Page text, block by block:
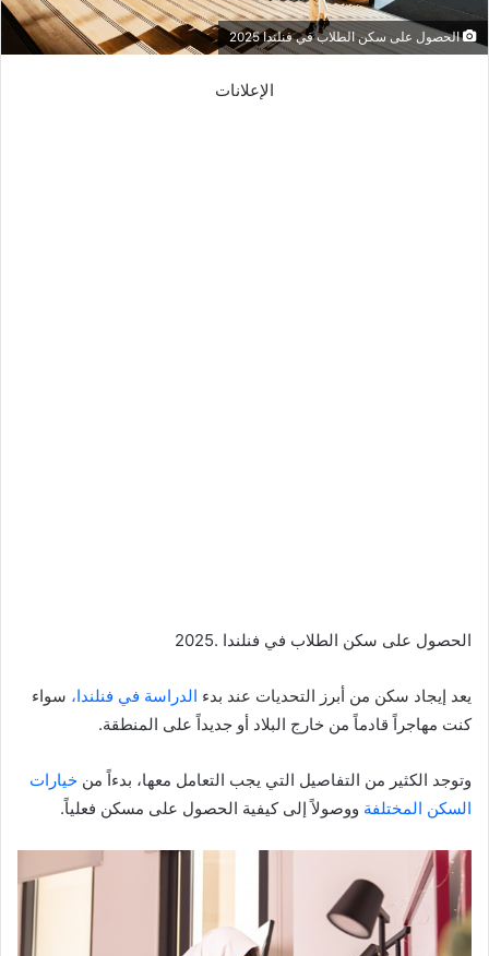
الحصول على سكن الطلاب في فنلندا 2025
الإعلانات
الحصول على سكن الطلاب في فنلندا .2025
يعد إيجاد سكن من أبرز التحديات عند بدء الدراسة في فنلندا، سواء
كنت مهاجراً قادماً من خارج البلاد أو جديداً على المنطقة.
وتوجد الكثير من التفاصيل التي يجب التعامل معها، بدءاً من خيارات
السكن المختلفة ووصولاً إلى كيفية الحصول على مسكن فعلياً.